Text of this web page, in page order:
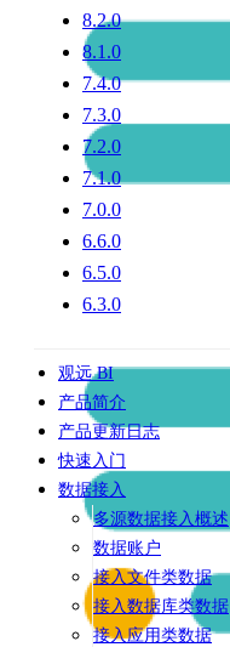
8.2.0
8.1.0
7.4.0
7.3.0
7.2.0
7.1.0
7.0.0
6.6.0
6.5.0
6.3.0
观远 BI
产品简介
产品更新日志
快速入门
数据接入
多源数据接入概述
数据账户
接入文件类数据
接入数据库类数据
接入应用类数据